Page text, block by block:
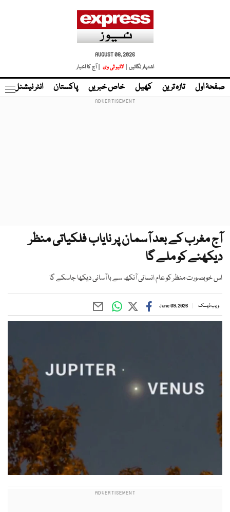
AUGUST 08, 2026
اشتہار لگائیں |
لائیو ٹی وی | آج کا اخبار
صفحۂ اول تازہ ترین کھیل خاص خبریں پاکستان انٹر نیشنل
آج مغرب کے بعد آسمان پر نایاب فلکیاتی منظر
دیکھنے کو ملے گا
اس خوبصورت منظر کو عام انسانی آنکھ سے با آسانی دیکھا جاسکے گا
ویب ڈیسک June 09, 2026